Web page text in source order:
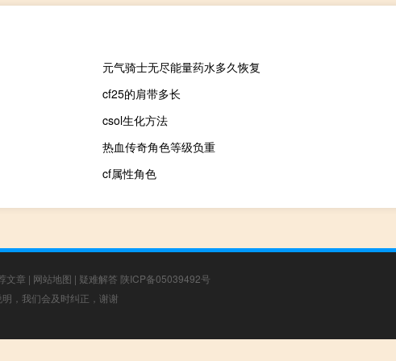
元气骑士无尽能量药水多久恢复
cf25的肩带多长
csol生化方法
热血传奇角色等级负重
cf属性角色
文章 | 网站地图 | 疑难解答 陕ICP备05039492号
，我们会及时纠正，谢谢